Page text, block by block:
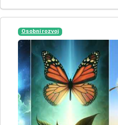
Osobní rozvoj